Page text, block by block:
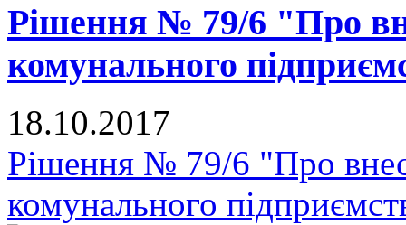
Рішення № 79/6 "Про
комунального
18.10.2017
Рішення № 79/6 "Про
комунального